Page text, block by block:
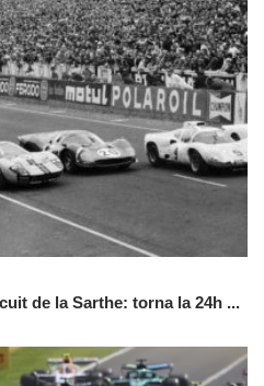
de la Sarthe: torna la 24h ...